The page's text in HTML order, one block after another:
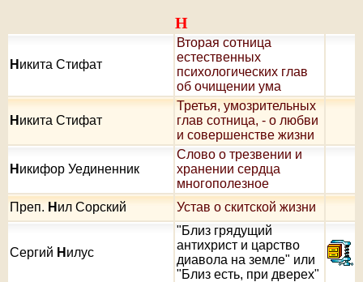
Н
Н икита Стифат
Вторая сотница
естественных
психологических глав
об очищении ума
Н икита Стифат
Третья, умозрительных
глав сотница, - о любви
и совершенстве жизни
Н икифор Уединенник
Слово о трезвении и
хранении сердца
многополезное
Преп. Н ил Сорский Устав о скитской жизни
Сергий Н илус
"Близ грядущий
антихрист и царство
диавола на земле" или
"Близ есть, при дверех"